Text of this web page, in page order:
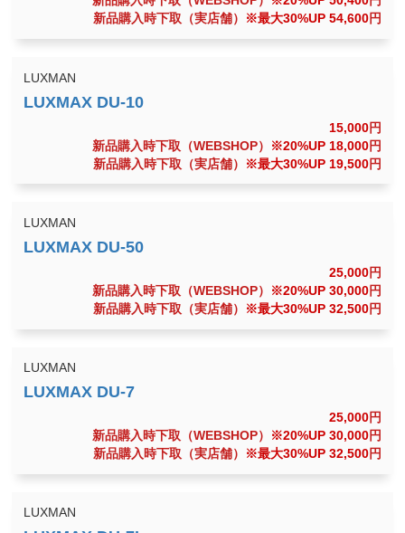
新品購入時下取（実店舗）
※最大30%UP 54,600円
LUXMAN
15,000円
新品購入時下取（WEBSHOP）
※20%UP 18,000円
新品購入時下取（実店舗）
※最大30%UP 19,500円
LUXMAN
25,000円
新品購入時下取（WEBSHOP）
※20%UP 30,000円
新品購入時下取（実店舗）
※最大30%UP 32,500円
LUXMAN
25,000円
新品購入時下取（WEBSHOP）
※20%UP 30,000円
新品購入時下取（実店舗）
※最大30%UP 32,500円
LUXMAN